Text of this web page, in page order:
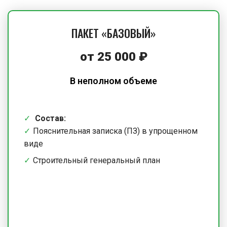
ПАКЕТ «БАЗОВЫЙ»
от 25 000 ₽
В неполном объеме
Состав:
Пояснительная записка (ПЗ) в упрощенном
виде
Строительный генеральный план